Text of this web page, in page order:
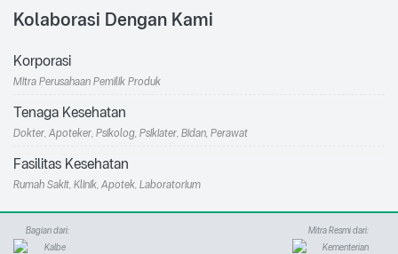
Kolaborasi Dengan Kami
Korporasi
Mitra Perusahaan Pemilik Produk
Tenaga Kesehatan
Dokter, Apoteker, Psikolog, Psikiater, Bidan, Perawat
Fasilitas Kesehatan
Rumah Sakit, Klinik, Apotek, Laboratorium
Bagian dari: Mitra Resmi dari: